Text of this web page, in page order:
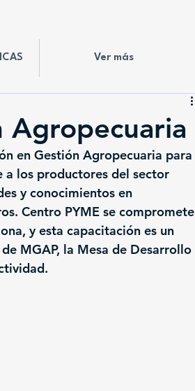
Ver más
Agropecuaria
en Gestión Agropecuaria para
a los productores del sector
y conocimientos en
Centro PYME se compromete
y esta capacitación es un
MGAP, la Mesa de Desarrollo